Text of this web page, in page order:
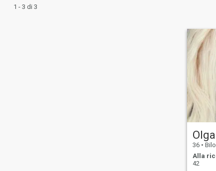
1 - 3 di 3
Olga
36 •
Alla
42